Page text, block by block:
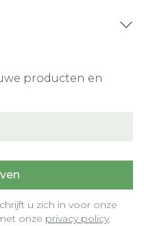
producten en
u zich in voor onze
onze privacy policy.